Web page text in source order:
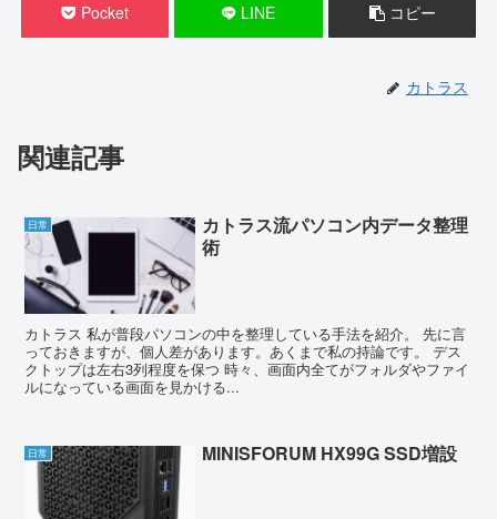
Pocket LINE コピー
カトラス
関連記事
日常
カトラス流パソコン内データ整理
術
カトラス 私が普段パソコンの中を整理している手法を紹介。 先に言
っておきますが、個人差があります。あくまで私の持論です。 デス
クトップは左右3列程度を保つ 時々、画面内全てがフォルダやファイ
ルになっている画面を見かける...
日常 MINISFORUM HX99G SSD増設